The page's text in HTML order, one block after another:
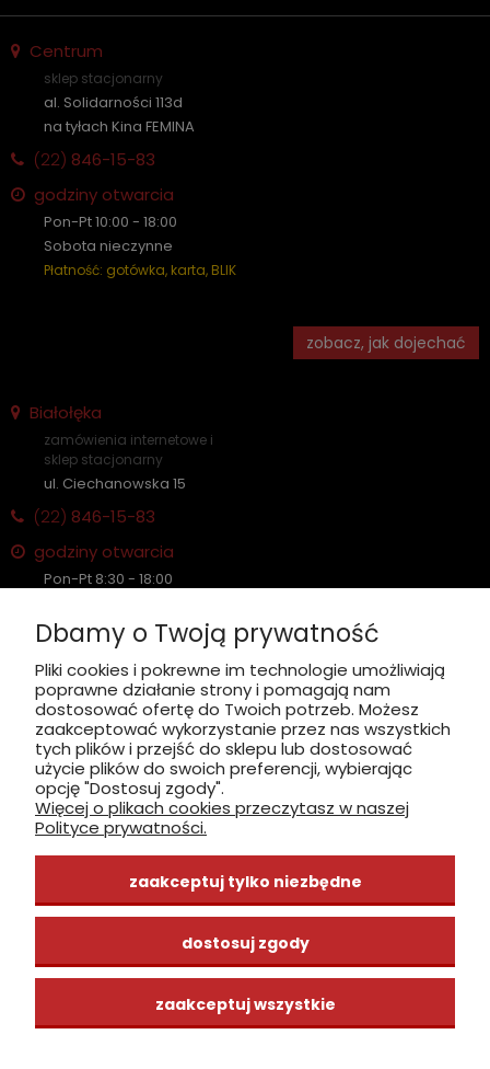
Centrum
sklep stacjonarny
al. Solidarności 113d
na tyłach Kina FEMINA
(22) 846-15-83
godziny otwarcia
Pon-Pt 10:00 - 18:00
Sobota nieczynne
Płatność: gotówka, karta, BLIK
zobacz, jak dojechać
Białołęka
zamówienia internetowe i
sklep stacjonarny
ul. Ciechanowska 15
(22) 846-15-83
godziny otwarcia
Pon-Pt 8:30 - 18:00
Płatność: gotówka, karta, BLIK
zobacz, jak dojechać
INFORMACJE
ZAKUPY
CENTRUM WIEDZY
Dbamy o Twoją prywatność
Pliki cookies i pokrewne im technologie umożliwiają
poprawne działanie strony i pomagają nam
dostosować ofertę do Twoich potrzeb. Możesz
zaakceptować wykorzystanie przez nas wszystkich
tych plików i przejść do sklepu lub dostosować
użycie plików do swoich preferencji, wybierając
opcję "Dostosuj zgody".
Więcej o plikach cookies przeczytasz w naszej
Polityce prywatności.
zaakceptuj tylko niezbędne
dostosuj zgody
zaakceptuj wszystkie